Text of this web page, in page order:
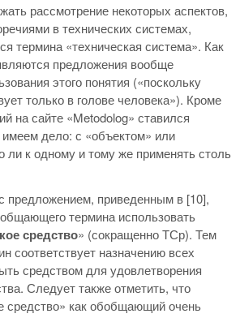
рассмотрение некоторых аспектов,
в технических системах,
термина «техническая система». Как
предложения вообще
этого понятия («поскольку
только в голове человека»). Кроме
на сайте «Metodolog» ставился
дело: с «объектом» или
ли к одному и тому же применять столь
предложением, приведенным в [10],
термина использовать
средство» (сокращенно ТСр). Тем
соответствует назначению всех
средством для удовлетворения
Следует также отметить, что
средство» как обобщающий очень